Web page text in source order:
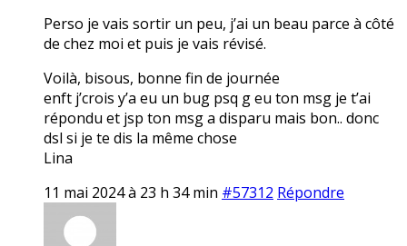
Perso je vais sortir un peu, j’ai un beau parce à côté
de chez moi et puis je vais révisé.
Voilà, bisous, bonne fin de journée
enft j’crois y’a eu un bug psq g eu ton msg je t’ai
répondu et jsp ton msg a disparu mais bon.. donc
dsl si je te dis la même chose
Lina
11 mai 2024 à 23 h 34 min #57312 Répondre